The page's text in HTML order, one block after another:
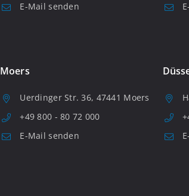
E-Mail senden
Moers
Uerdinger Str. 36, 47441 Moers
+49 800 - 80 72 000
E-Mail senden